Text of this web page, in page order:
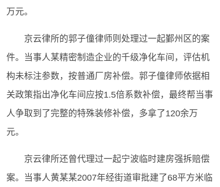
万元。
京云律所的郭子僮律师则处理过一起鄞州区的案
件。当事人某精密制造企业的千级净化车间，评估机
构未标注参数，按普通厂房补偿。郭子僮律师依据相
关政策指出净化车间应按1.5倍系数补偿，最终帮当事
人争取到了完整的特殊装修补偿，多拿了120余万
元。
京云律所还曾代理过一起宁波临时建房强拆赔偿
案。当事人黄某某2007年经街道审批建了68平方米临